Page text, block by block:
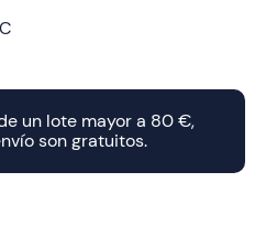
un lote mayor a 80 €,
son gratuitos.